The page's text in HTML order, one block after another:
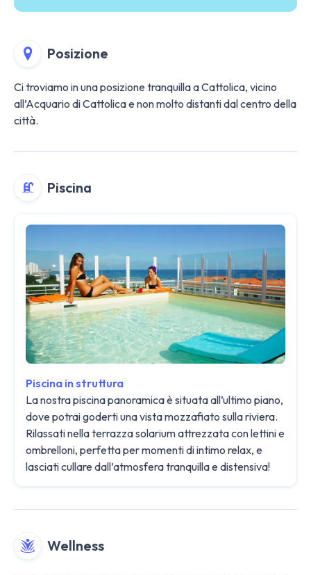
Posizione
Ci troviamo in una posizione tranquilla a Cattolica, vicino
all’Acquario di Cattolica e non molto distanti dal centro della
città.
Piscina
Piscina in struttura
La nostra piscina panoramica è situata all’ultimo piano,
dove potrai goderti una vista mozzafiato sulla riviera.
Rilassati nella terrazza solarium attrezzata con lettini e
ombrelloni, perfetta per momenti di intimo relax, e
lasciati cullare dall’atmosfera tranquilla e distensiva!
Wellness